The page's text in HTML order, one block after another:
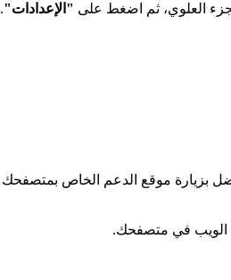
العلوي، ثم اضغط على "الإعدادات".
بزيارة موقع الدعم الخاص بمتصفحك
الويب في متصفحك.